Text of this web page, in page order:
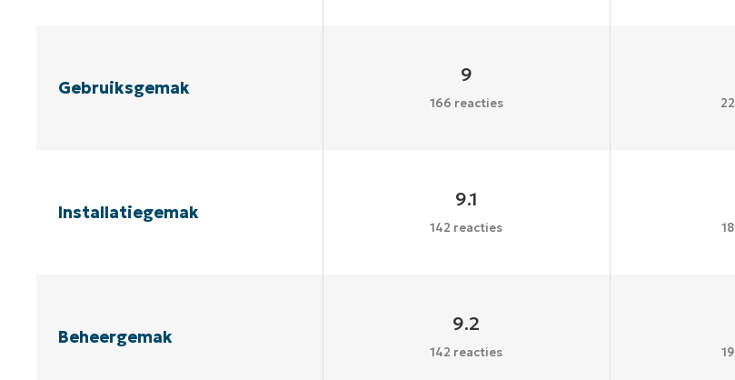
Gebruiksgemak
9
166 reacties
Installatiegemak
9.1
142 reacties
Beheergemak
9.2
142 reacties